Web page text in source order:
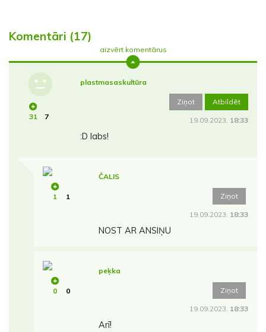
Komentāri (17)
aizvērt komentārus
31 7
plastmasaskultūra
Ziņot Atbildēt
19.09.2023. 18:33
:D labs!
1 1
ČALIS
Ziņot
19.09.2023. 18:33
NOST AR ANSIŅU
0 0
peķka
Ziņot
19.09.2023. 18:33
Arī!